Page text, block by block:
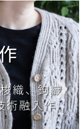
織、鉤織
術融入作